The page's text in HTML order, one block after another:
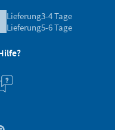
Lieferung3-4 Tage
Lieferung5-6 Tage